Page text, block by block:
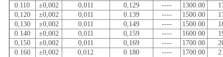
0.110
±0,002 0,011 0,129 ---- 1300.00
0,120
±0,002 0,011 0.139 ---- 1500.00
0,130
±0,002 0,011 0,149 ---- 1500.00
0.140
±0,002 0,011 0,159 ---- 1600.00
0,150
±0,002 0,011 0,169 ---- 1700.00
0.160
±0,002 0,012 0.180 ---- 1700.00